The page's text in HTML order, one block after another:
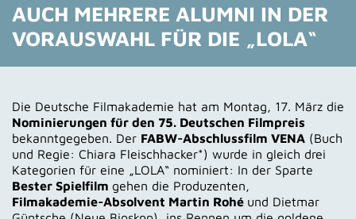
AUCH MEHRERE ALUMNI IN DER
VORAUSWAHL FÜR DIE „LOLA“
Die Deutsche Filmakademie hat am Montag, 17. März die
Nominierungen für den 75. Deutschen Filmpreis
bekanntgegeben. Der FABW-Abschlussfilm VENA (Buch
und Regie: Chiara Fleischhacker*) wurde in gleich drei
Kategorien für eine „LOLA“ nominiert: In der Sparte
Bester Spielfilm gehen die Produzenten,
Filmakademie-Absolvent Martin Rohé und Dietmar